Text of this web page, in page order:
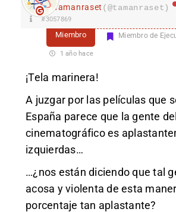
Tamanraset (@tamanraset)
#3057869
Miembro Miembro de
1 año hace
¡Tela marinera!
A juzgar por las películas que
España parece que la gente
cinematográfico es
izquierdas…
…¿nos están diciendo que tal
acosa y violenta de esta
porcentaje tan aplastante?